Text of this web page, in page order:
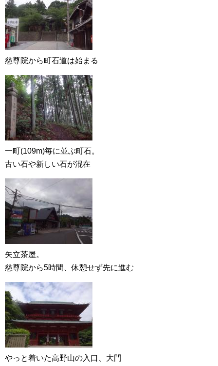
慈尊院から町石道は始まる
一町(109m)毎に並ぶ町石。
古い石や新しい石が混在
矢立茶屋。
慈尊院から5時間、休憩せず先に進む
やっと着いた高野山の入口、大門